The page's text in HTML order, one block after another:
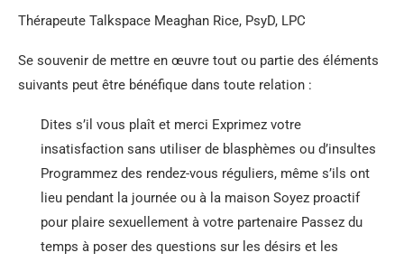
Thérapeute Talkspace Meaghan Rice, PsyD, LPC
Se souvenir de mettre en œuvre tout ou partie des éléments
suivants peut être bénéfique dans toute relation :
Dites s’il vous plaît et merci Exprimez votre
insatisfaction sans utiliser de blasphèmes ou d’insultes
Programmez des rendez-vous réguliers, même s’ils ont
lieu pendant la journée ou à la maison Soyez proactif
pour plaire sexuellement à votre partenaire Passez du
temps à poser des questions sur les désirs et les